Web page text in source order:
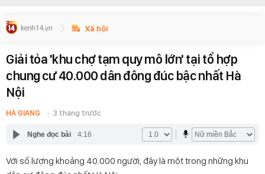
Xã hội
Giải tỏa 'khu chợ tạm quy mô lớn' tại tổ hợp
chung cư 40.000 dân đông đúc bậc nhất Hà
Nội
HÀ GIANG 3 tháng trước
Nghe đọc bài 4:16
Với số lượng khoảng 40.000 người, đây là một trong những khu